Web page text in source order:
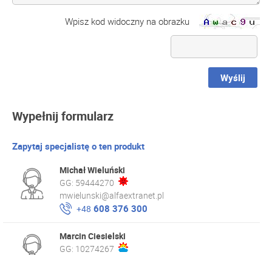
Wpisz kod widoczny na obrazku
Wyślij
Wypełnij formularz
Zapytaj specjalistę o ten produkt
Michał Wieluński
GG: 59444270
mwielunski@alfaextranet.pl
+48 608 376 300
Marcin Ciesielski
GG: 10274267